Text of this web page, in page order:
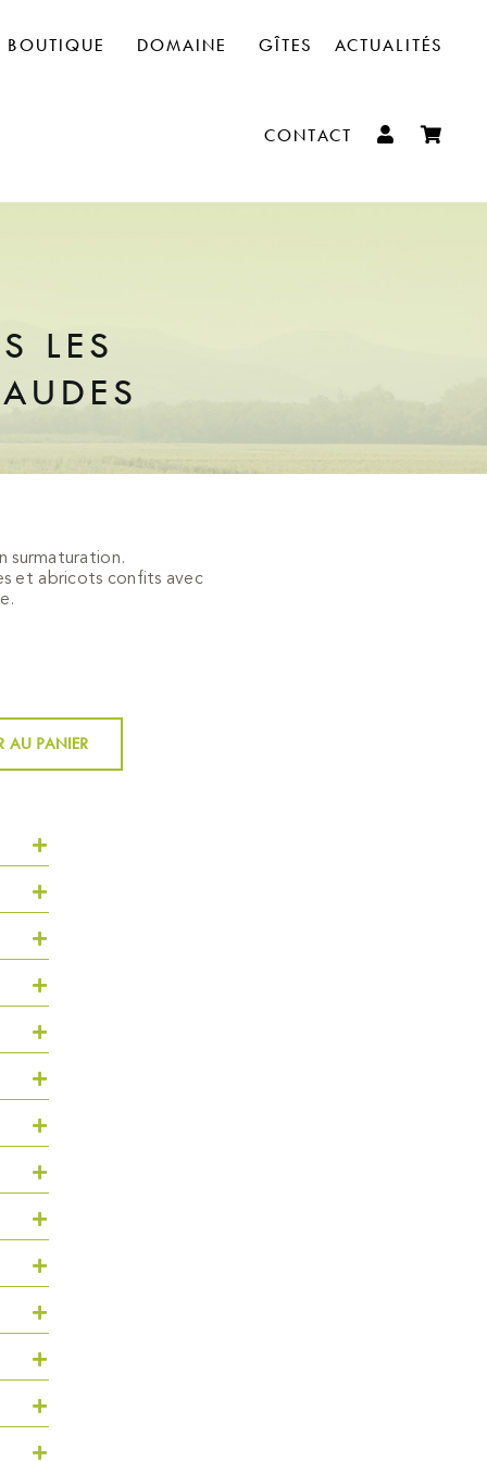
BOUTIQUE DOMAINE GÎTES ACTUALITÉS
CONTACT
LES
surmaturation.
et abricots confits avec
AU PANIER